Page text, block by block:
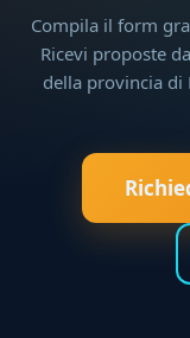
Compila il form
Ricevi proposte
della provincia di